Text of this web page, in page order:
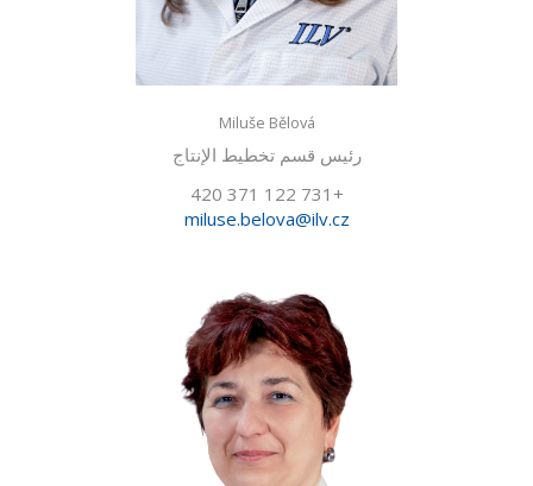
Miluše Bělová
رئيس قسم تخطيط الإنتاج
+420 371 122 731
miluse.belova@ilv.cz